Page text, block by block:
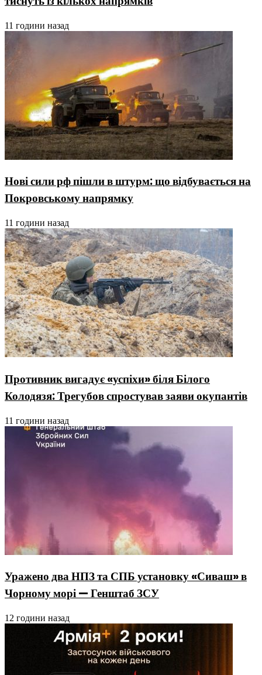
11 години назад
Нові сили рф пішли в штурм: що відбувається на
Покровському напрямку
11 години назад
Противник вигадує «успіхи» біля Білого
Колодязя: Трегубов спростував заяви окупантів
11 години назад
Уражено два НПЗ та СПБ установку «Сиваш» в
Чорному морі — Генштаб ЗСУ
12 години назад